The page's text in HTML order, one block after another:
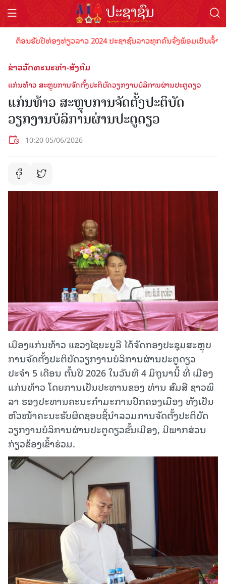
ອນຮັບປີທ່ອງທ່ຽວລາວ 2024 ປະຊາຊົນລາວທຸກຄົນຈົ່ງພ້ອມເປັນເຈົ້າພາ
ຂ່າວວັດທະນະທຳ-ສັງຄົມ
ແກ່ນທ້າວ ສະຫຼຸບການຈັດຕັ້ງປະຕິບັດວຽກງານບໍລິການຜ່ານປະຕູດຽວ
ແກ່ນທ້າວ ສະຫຼຸບການຈັດຕັ້ງປະຕິບັດ
ວຽກງານບໍລິການຜ່ານປະຕູດຽວ
10:20 05/06/2026
ເມືອງແກ່ນທ້າວ ແຂວງໄຊຍະບູລີ ໄດ້ຈັດກອງປະຊຸມສະຫຼຸບ
ການຈັດຕັ້ງປະຕິບັດວຽກງານບໍລິການຜ່ານປະຕູດຽວ
ປະຈຳ 5 ເດືອນ ຕົ້ນປີ 2026 ໃນ​ວັນ​ທີ 4 ມິ​ຖຸ​ນາ​ນີ້ ທີ່ ເມືອງ​
ແກ່ນ​ທ້າວ ໂດຍການເປັນປະທານຂອງ ທ່ານ ສົມສີ ຊາວພິ
ລາ ຮອງປະທານຄະນະກໍາມະການປົກຄອງເມືອງ ທັງເປັນ
ຫົວໜ້າຄະນະຮັບຜິດຊອບຊີ້ນຳລວມການຈັດຕັ້ງປະຕິບັດ
ວຽກງານບໍລິການຜ່ານປະຕູດຽວຂັ້ນເມືອງ, ມີພາກ​ສ່ວນ​
ກ່ຽວ​ຂ້ອງເຂົ້າຮ່ວມ.